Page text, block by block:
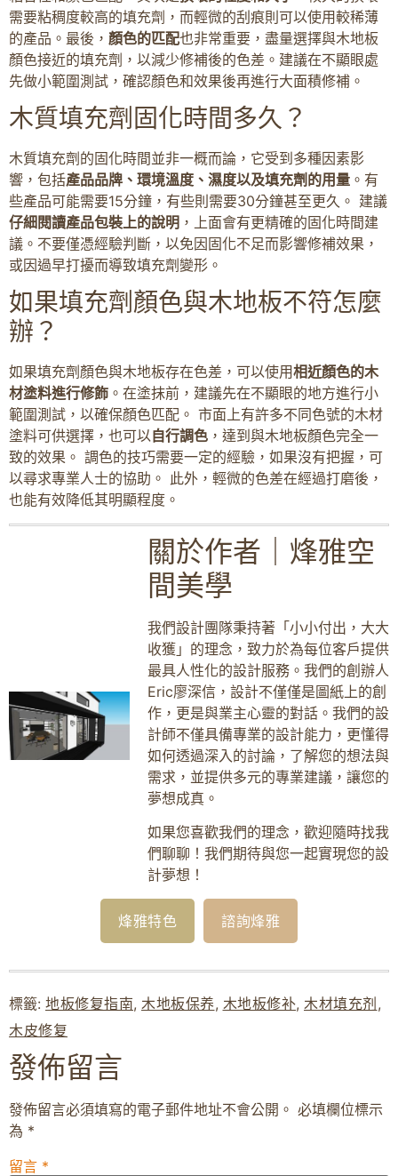
需要粘稠度較高的填充劑，而輕微的刮痕則可以使用較稀薄
的產品。最後， 顏色的匹配也非常重要，盡量選擇與木地板
顏色接近的填充劑，以減少修補後的色差。建議在不顯眼處
先做小範圍測試，確認顏色和效果後再進行大面積修補。
木質填充劑固化時間多久？
木質填充劑的固化時間並非一概而論，它受到多種因素影
響，包括產品品牌、環境溫度、濕度以及填充劑的用量 。有
些產品可能需要15分鐘，有些則需要30分鐘甚至更久。 建議
仔細閱讀產品包裝上的說明 ，上面會有更精確的固化時間建
議。不要僅憑經驗判斷，以免因固化不足而影響修補效果，
或因過早打擾而導致填充劑變形。
如果填充劑顏色與木地板不符怎麼
辦？
如果填充劑顏色與木地板存在色差，可以使用相近顏色的木
材塗料進行修飾 。在塗抹前，建議先在不顯眼的地方進行小
範圍測試，以確保顏色匹配。 市面上有許多不同色號的木材
塗料可供選擇，也可以自行調色 ，達到與木地板顏色完全一
致的效果。 調色的技巧需要一定的經驗，如果沒有把握，可
以尋求專業人士的協助。 此外，輕微的色差在經過打磨後，
也能有效降低其明顯程度。
關於作者｜烽雅空
間美學
我們設計團隊秉持著「小小付出，大大
收獲」的理念，致力於為每位客戶提供
最具人性化的設計服務。我們的創辦人
Eric廖深信，設計不僅僅是圖紙上的創
作，更是與業主心靈的對話。我們的設
計師不僅具備專業的設計能力，更懂得
如何透過深入的討論，了解您的想法與
需求，並提供多元的專業建議，讓您的
夢想成真。
如果您喜歡我們的理念，歡迎隨時找我
們聊聊！我們期待與您一起實現您的設
計夢想！
烽雅特色 諮詢烽雅
標籤: 地板修复指南, 木地板保养, 木地板修补, 木材填充剂,
木皮修复
發佈留言
發佈留言必須填寫的電子郵件地址不會公開。 必填欄位標示
為 *
留言 *